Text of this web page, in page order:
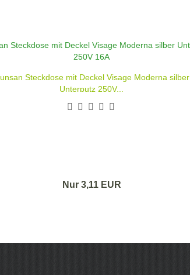
Steckdose mit Deckel Visage Moderna silber
Unterputz 250V...
Nur 3,11 EUR